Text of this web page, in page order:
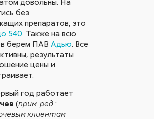
без
препаратов, это
540. Также на всю
берем ПАВ Адью. Все
результаты
цены и
год работает
(прим. ред.:
клиентам